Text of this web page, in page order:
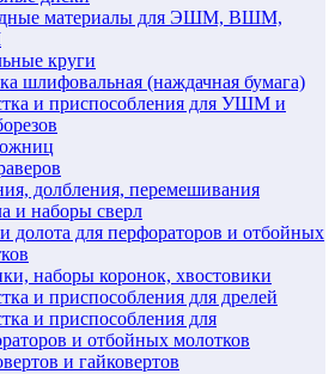
материалы для ЭШМ, ВШМ,
круги
шлифовальная (наждачная бумага)
и приспособления для УШМ и
долбления, перемешивания
и наборы сверл
долота для перфораторов и отбойных
наборы коронок, хвостовики
и приспособления для дрелей
и приспособления для
и отбойных молотков
и гайковертов